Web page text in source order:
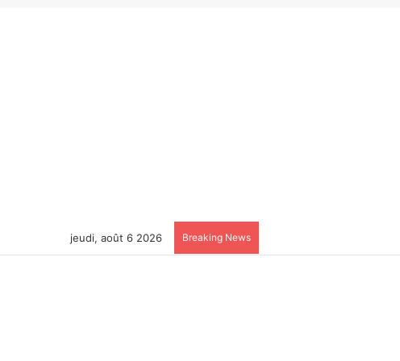
jeudi, août 6 2026 Breaking News